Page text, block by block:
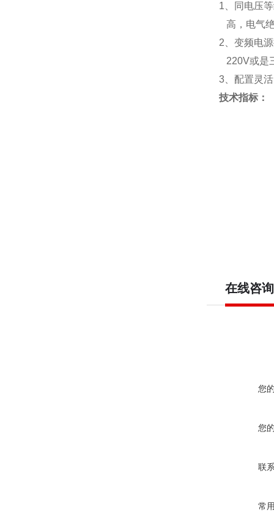
1、同电压
高，电气
2、变频电
220V或是
3、配置灵
技术指标：
在线咨询
您
您
联
常